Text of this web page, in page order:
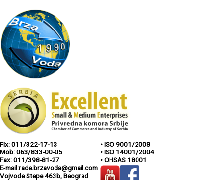
Fix: 011/322-17-13
Mob: 063/833-00-05
Fax: 011/398-81-27
E-mail:rade.brzavoda@gmail.com
Vojvode Stepe 463b, Beograd
• ISO 9001/2008
• ISO 14001/2004
• OHSAS 18001